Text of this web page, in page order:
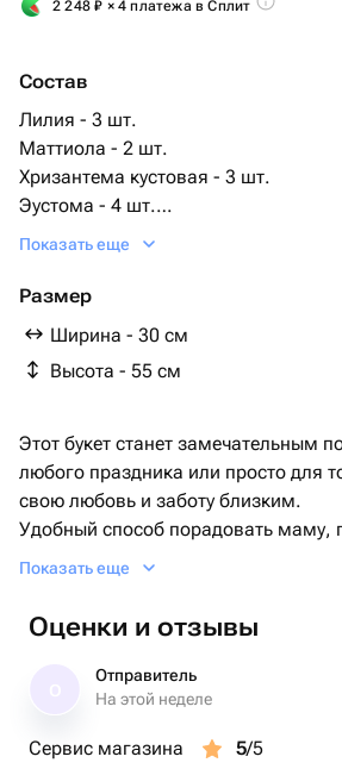
2 248₽ × 4 платежа в Сплит
Состав
Лилия - 3 шт.
Маттиола - 2 шт.
Хризантема кустовая - 3 шт.
Эустома - 4 шт.
Лента атласная - 1 шт.
Пленка матовая - 2 шт.
Показать еще
Размер
Ширина - 30 см
Высота - 55 см
Этот букет станет замечательным
любого праздника или просто для
свою любовь и заботу близким.
Удобный способ порадовать маму,
любимую.
Уход за свежими цветами:
– поставьте букет в чистую вазу с
– обновляйте срез стеблей каждые
– меняйте воду в вазе регулярно,
Показать еще
Оценки и отзывы
Отправитель
На этой неделе
Сервис магазина 5/5